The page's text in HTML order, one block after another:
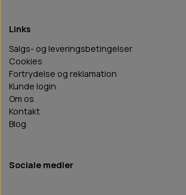
Links
Salgs- og leveringsbetingelser
Cookies
Fortrydelse og reklamation
Kunde login
Om os
Kontakt
Blog
Sociale medier